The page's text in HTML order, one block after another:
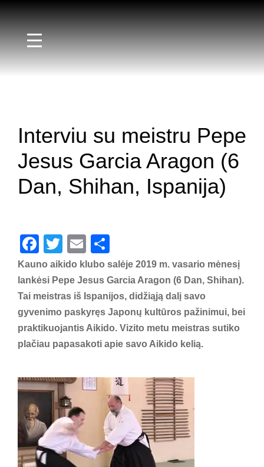
Interviu su meistru Pepe
Jesus Garcia Aragon (6
Dan, Shihan, Ispanija)
Fac
ebo
ok
Twit
ter
Em
ail
re
Kauno aikido klubo salėje 2019 m. vasario mėnesį
lankėsi Pepe Jesus Garcia Aragon (6 Dan, Shihan).
Tai meistras iš Ispanijos, didžiąją dalį savo
gyvenimo paskyręs Japonų kultūros pažinimui, bei
praktikuojantis Aikido. Vizito metu meistras sutiko
plačiau papasakoti apie savo Aikido kelią.